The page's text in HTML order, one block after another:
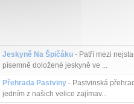
Jeskyně Na Špičáku- Patří mezi
písemně doložené jeskyně ve ...
Přehrada Pastviny- Pastvinská
jedním z našich velice zajímav...